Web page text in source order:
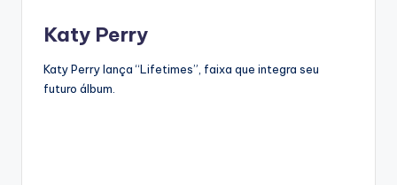
Katy Perry
Katy Perry lança “Lifetimes”, faixa que integra seu
futuro álbum.